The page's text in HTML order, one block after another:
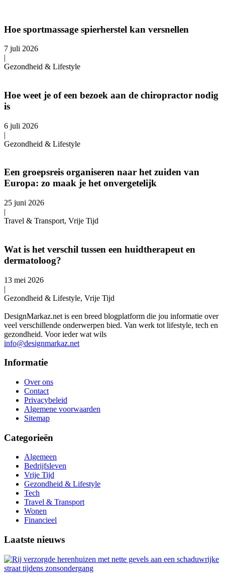
Hoe sportmassage spierherstel kan versnellen
7 juli 2026
|
Gezondheid & Lifestyle
Hoe weet je of een bezoek aan de chiropractor nodig
is
6 juli 2026
|
Gezondheid & Lifestyle
Een groepsreis organiseren naar het zuiden van
Europa: zo maak je het onvergetelijk
25 juni 2026
|
Travel & Transport, Vrije Tijd
Wat is het verschil tussen een huidtherapeut en
dermatoloog?
13 mei 2026
|
Gezondheid & Lifestyle, Vrije Tijd
DesignMarkaz.net is een breed blogplatform die jou informatie over
veel verschillende onderwerpen bied. Van werk tot lifestyle, tech en
gezondheid. Voor ieder wat wils
info@designmarkaz.net
Informatie
Over ons
Contact
Privacybeleid
Algemene voorwaarden
Sitemap
Categorieën
Algemeen
Bedrijfsleven
Vrije Tijd
Gezondheid & Lifestyle
Tech
Travel & Transport
Wonen
Financieel
Laatste nieuws